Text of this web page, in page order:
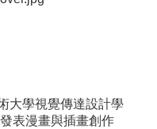
大學視覺傳達設計學
表漫畫與插畫創作